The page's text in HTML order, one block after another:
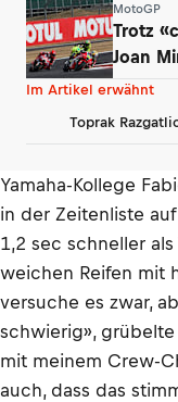
MotoGP
Trotz
Joan
Im Artikel erwähnt
Toprak
Yamaha-Kollege
in der Zeitenliste
1,2 sec schneller
weichen Reifen mit
versuche es zwar,
schwierig»,
mit meinem Crew-
auch, dass das